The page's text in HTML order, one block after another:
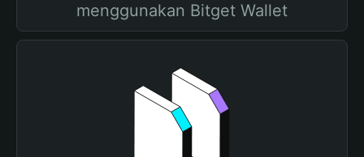
menggunakan Bitget Wallet